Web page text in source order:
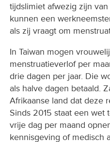
tijdslimiet afwezig zijn
kunnen een
als zij vraagt om
In Taiwan mogen
menstruatieverlof per
drie dagen per jaar. Die
als halve dagen betaald.
Afrikaanse land dat deze
Sinds 2015 staat een wet
vrije dag per maand
kennisgeving of medisch